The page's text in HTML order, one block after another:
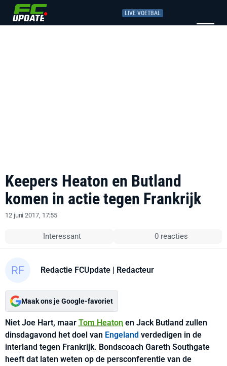
LIVE VOETBAL
Keepers Heaton en Butland
komen in actie tegen Frankrijk
12 juni 2017, 17:55
Interessant 0 reacties
Redactie FCUpdate | Redacteur
Maak ons je Google-favoriet
Niet Joe Hart, maar Tom Heaton en Jack Butland zullen
dinsdagavond het doel van Engeland verdedigen in de
interland tegen Frankrijk. Bondscoach Gareth Southgate
heeft dat laten weten op de persconferentie van de